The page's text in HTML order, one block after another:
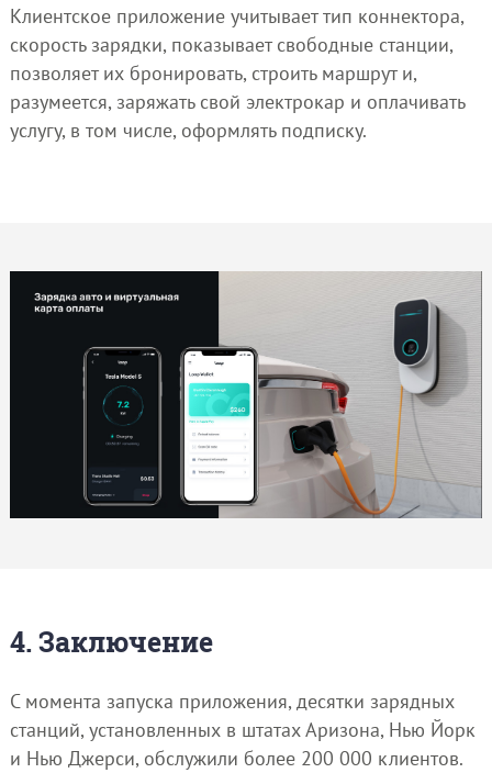
Клиентское приложение учитывает тип коннектора,
скорость зарядки, показывает свободные станции,
позволяет их бронировать, строить маршрут и,
разумеется, заряжать свой электрокар и оплачивать
услугу, в том числе, оформлять подписку.
4. Заключение
С момента запуска приложения, десятки зарядных
станций, установленных в штатах Аризона, Нью Йорк
и Нью Джерси, обслужили более 200 000 клиентов.